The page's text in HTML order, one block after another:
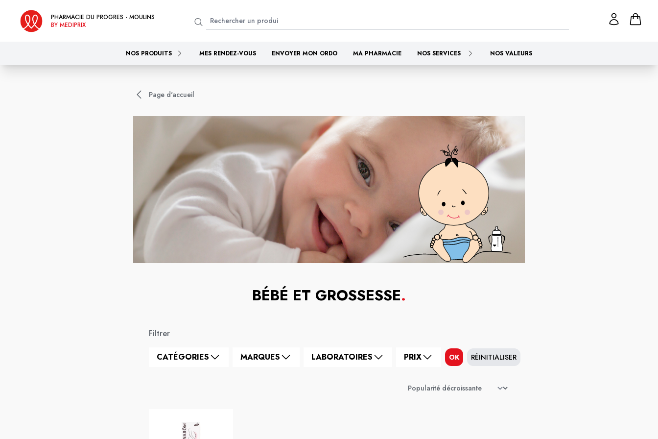
PHARMACIE DU PROGRES - MOULINS
BY MEDIPRIX
NOS PRODUITS MES RENDEZ-VOUS ENVOYER MON ORDO MA PHARMACIE NOS SERVICES NOS VALEURS
Page d'accueil
BÉBÉ ET GROSSESSE.
Filtrer
CATÉGORIES MARQUES LABORATOIRES PRIX OK RÉINITIALISER